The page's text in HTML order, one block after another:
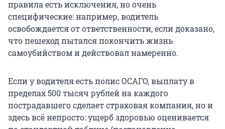
правила есть исключения, но очень
специфические: например, водитель
освобождается от ответственности, если доказано,
что пешеход пытался покончить жизнь
самоубийством и действовал намеренно.
Если у водителя есть полис ОСАГО, выплату в
пределах 500 тысяч рублей на каждого
пострадавшего сделает страховая компания, но и
здесь всё непросто: ущерб здоровью оценивается